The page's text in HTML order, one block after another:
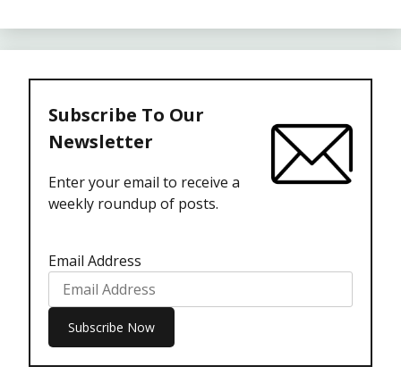
Subscribe To Our
Newsletter
Enter your email to receive a
weekly roundup of posts.
Email Address